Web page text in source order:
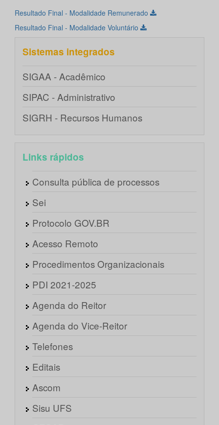
Resultado Final - Modalidade Remunerado
Resultado Final - Modalidade Voluntário
Sistemas integrados
SIGAA - Acadêmico
SIPAC - Administrativo
SIGRH - Recursos Humanos
Links rápidos
Consulta pública de processos
Sei
Protocolo GOV.BR
Acesso Remoto
Procedimentos Organizacionais
PDI 2021-2025
Agenda do Reitor
Agenda do Vice-Reitor
Telefones
Editais
Ascom
Sisu UFS